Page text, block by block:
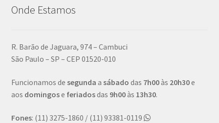
Onde Estamos
R. Barão de Jaguara, 974 – Cambuci
São Paulo – SP – CEP 01520-010
Funcionamos de segunda a sábado das 7h00às 20h30e
aos domingose feriadosdas 9h00às 13h30.
Fones: (11) 3275-1860 / (11) 93381-0119